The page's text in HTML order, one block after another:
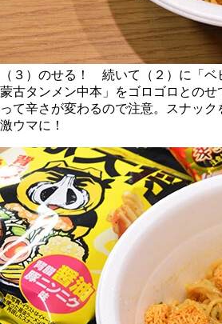
（３）のせる！ 続いて（２）に「
蒙古タンメン中本」をゴロゴロとのせ
って辛さが変わるので注意。スナッ
激ウマに！